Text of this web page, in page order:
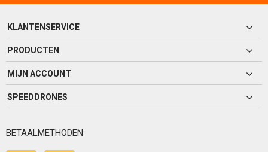
KLANTENSERVICE
PRODUCTEN
MIJN ACCOUNT
SPEEDDRONES
BETAALMETHODEN